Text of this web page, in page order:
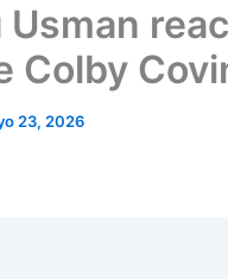
Usman
Colby
23, 2026